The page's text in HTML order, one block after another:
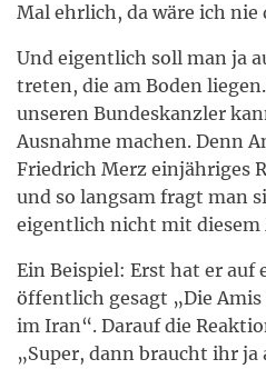
Mal ehrlich, da wäre ich
Und eigentlich soll man ja
treten, die am Boden
unseren Bundeskanzler
Ausnahme machen. Denn
Friedrich Merz einjähriges
und so langsam fragt man
eigentlich nicht mit diesem
Ein Beispiel: Erst hat er auf
öffentlich gesagt „Die
im Iran“. Darauf die
„Super, dann braucht ihr